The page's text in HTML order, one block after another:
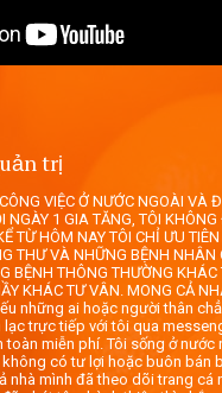
trị
VIỆC Ở NƯỚC NGOÀI VÀ
NGÀY 1 GIA TĂNG, TÔI
TỪ HÔM NAY TÔI CHỈ ƯU
THƯ VÀ NHỮNG BỆNH NHÂN
BỆNH THÔNG THƯỜNG KHÁC
KHÁC TƯ VÂN. MONG CẢ
những ai hoặc người thân
lạc trực tiếp với tôi qua
toàn miễn phí. Tôi sống ở nước
có tư lợi hoặc buôn bán
nhà mình đã theo dõi trang cá